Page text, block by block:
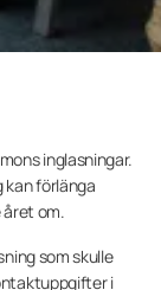
inglasningar.
kan förlänga
om.
som skulle
i